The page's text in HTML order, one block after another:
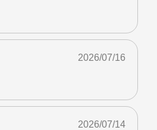
2026/07/16
2026/07/14